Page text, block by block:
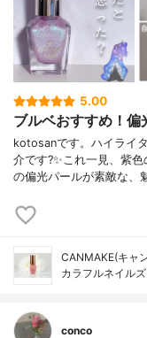
5.00
ブルベおすすめ！偏
kotosanです。ハイライ
介です?✨これ一見、紫
の偏光パールが素敵な、
CANMAKE(キャ
カラフルネイルズ
conco